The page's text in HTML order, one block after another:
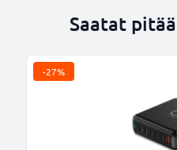
Saatat
-27%